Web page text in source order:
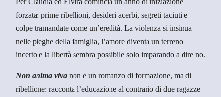
0
€
forzata: prime ribellioni, desideri acerbi, segreti taciuti e
colpe tramandate come un’eredità. La violenza si insinua
nelle pieghe della famiglia, l’amore diventa un terreno
incerto e la libertà sembra possibile solo imparando a dire no.
Non anima viva non è un romanzo di formazione, ma di
ribellione: racconta l’educazione al contrario di due ragazze